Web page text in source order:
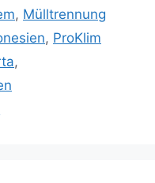
, Mülltrennung
, ProKlim
,